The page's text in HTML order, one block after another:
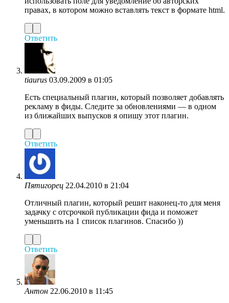
правах, в котором можно вставлять текст в формате html.
Ответить
tiaurus 03.09.2009 в 01:05
Есть специальный плагин, который позволяет добавлять
рекламу в фиды. Следите за обновлениями — в одном
из ближайших выпусков я опишу этот плагин.
Ответить
Пятигорец 22.04.2010 в 21:04
Отличный плагин, который решит наконец-то для меня
задачку с отсрочкой публикации фида и поможет
уменьшить на 1 список плагинов. Спасибо ))
Ответить
Антон 22.06.2010 в 11:45